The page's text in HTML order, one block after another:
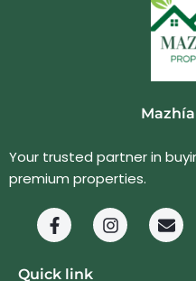
Your trusted partner in
premium properties.
Quick link